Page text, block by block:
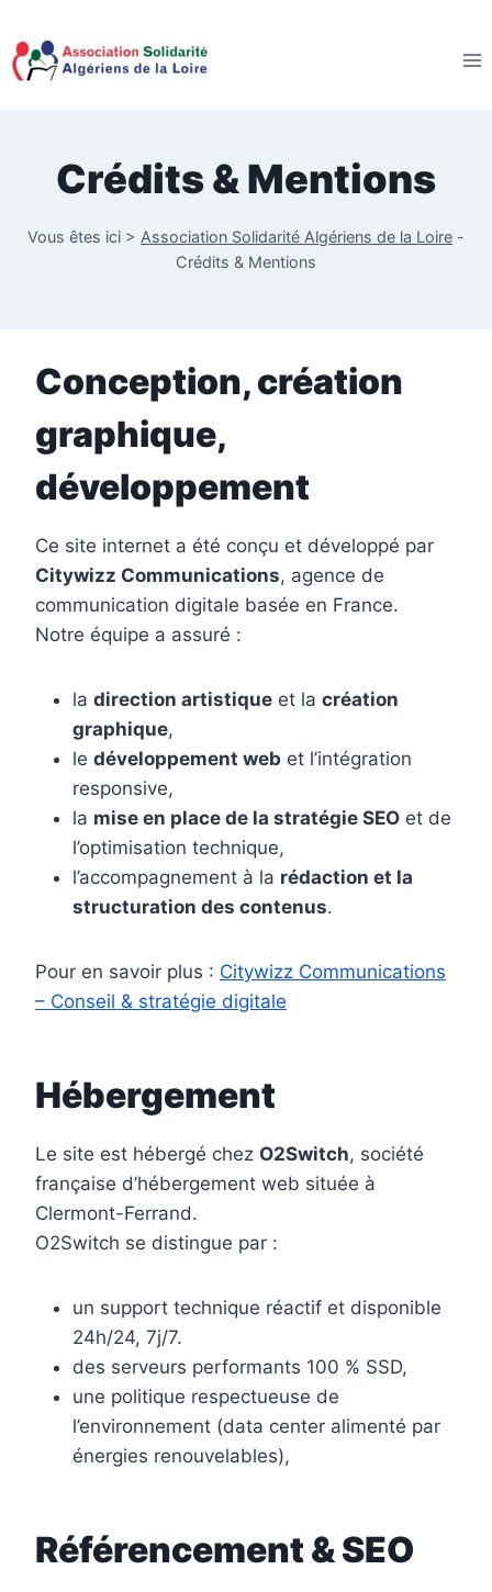
au
contenu
Crédits & Mentions
Vous êtes ici > Association Solidarité Algériens de la Loire -
Crédits & Mentions
Conception, création
graphique,
développement
Ce site internet a été conçu et développé par
Citywizz Communications, agence de
communication digitale basée en France.
Notre équipe a assuré :
la direction artistique et la création
graphique,
le développement web et l’intégration
responsive,
la mise en place de la stratégie SEO et de
l’optimisation technique,
l’accompagnement à la rédaction et la
structuration des contenus.
Pour en savoir plus : Citywizz Communications
– Conseil & stratégie digitale
Hébergement
Le site est hébergé chez O2Switch, société
française d’hébergement web située à
Clermont-Ferrand.
O2Switch se distingue par :
un support technique réactif et disponible
24h/24, 7j/7.
des serveurs performants 100 % SSD,
une politique respectueuse de
l’environnement (data center alimenté par
énergies renouvelables),
Référencement & SEO